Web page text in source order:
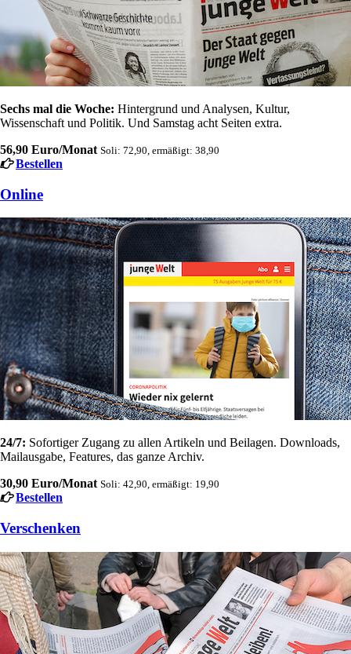
Sechs mal die Woche: Hintergrund und Analysen, Kultur,
Wissenschaft und Politik. Und Samstag acht Seiten extra.
56,90 Euro/Monat Soli: 72,90, ermäßigt: 38,90
Bestellen
Online
24/7: Sofortiger Zugang zu allen Artikeln und Beilagen. Downloads,
Mailausgabe, Features, das ganze Archiv.
30,90 Euro/Monat Soli: 42,90, ermäßigt: 19,90
Bestellen
Verschenken